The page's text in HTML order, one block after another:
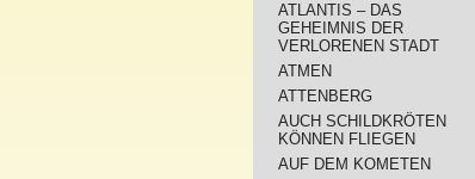
ATLANTIS – DAS
GEHEIMNIS DER
VERLORENEN STADT
ATMEN
ATTENBERG
AUCH SCHILDKRÖTEN
KÖNNEN FLIEGEN
AUF DEM KOMETEN